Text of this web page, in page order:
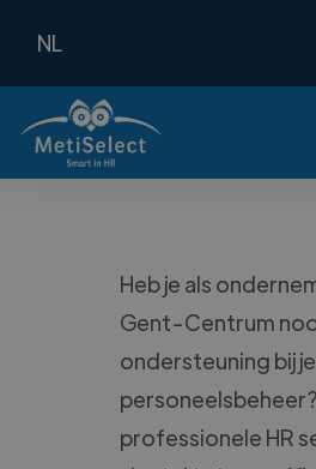
NL
Heb je als
Gent-Centrum
ondersteuning bij je
personeelsbeheer?
professionele HR